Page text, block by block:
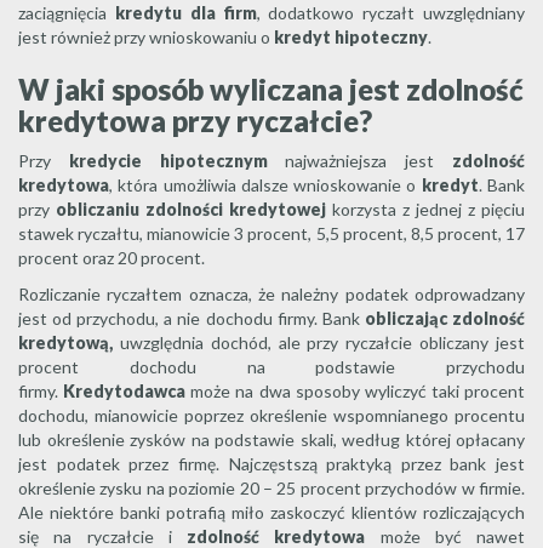
zaciągnięcia kredytu dla firm, dodatkowo ryczałt uwzględniany
jest również przy wnioskowaniu o kredyt hipoteczny.
W jaki sposób wyliczana jest zdolność
kredytowa przy ryczałcie?
Przy kredycie hipotecznymnajważniejsza jest zdolność
kredytowa, która umożliwia dalsze wnioskowanie o kredyt. Bank
przy obliczaniu zdolności kredytowej korzysta z jednej z pięciu
stawek ryczałtu, mianowicie 3 procent, 5,5 procent, 8,5 procent, 17
procent oraz 20 procent.
Rozliczanie ryczałtem oznacza, że należny podatek odprowadzany
jest od przychodu, a nie dochodu firmy. Bank obliczając zdolność
kredytową, uwzględnia dochód, ale przy ryczałcie obliczany jest
procent dochodu na podstawie przychodu
firmy. Kredytodawca może na dwa sposoby wyliczyć taki procent
dochodu, mianowicie poprzez określenie wspomnianego procentu
lub określenie zysków na podstawie skali, według której opłacany
jest podatek przez firmę. Najczęstszą praktyką przez bank jest
określenie zysku na poziomie 20 – 25 procent przychodów w firmie.
Ale niektóre banki potrafią miło zaskoczyć klientów rozliczających
się na ryczałcie i zdolność kredytowa może być nawet